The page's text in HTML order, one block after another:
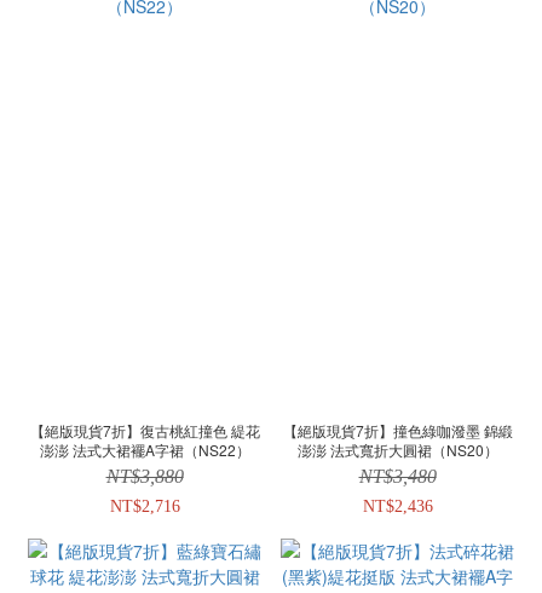
【絕版現貨7折】復古桃紅撞色 緹花
澎澎 法式大裙襬A字裙（NS22）
NT$3,880
NT$2,716
【絕版現貨7折】撞色綠咖潑墨 錦緞
澎澎 法式寬折大圓裙（NS20）
NT$3,480
NT$2,436